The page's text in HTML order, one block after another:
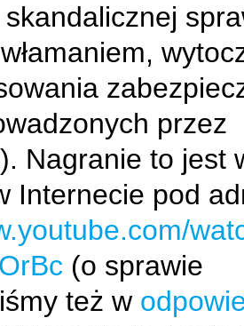
przez
Nagranie to jest
Internecie pod
(o sprawie
też w